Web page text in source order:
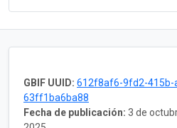
GBIF UUID: 612f8af6-9fd2-415b-
63ff1ba6ba88
Fecha de publicación: 3 de